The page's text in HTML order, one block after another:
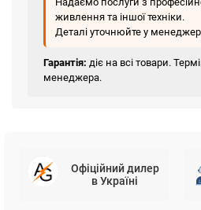
живлення та іншої техніки.
Деталі уточнюйте у
Гарантія: діє на всі товари.
менеджера.
Офіційний дилер
в Україні